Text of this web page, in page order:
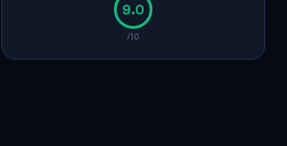
9.0
/10